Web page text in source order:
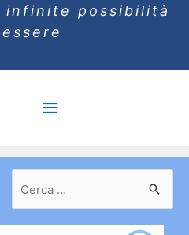
infinite possibilità
Menu
principale
per: